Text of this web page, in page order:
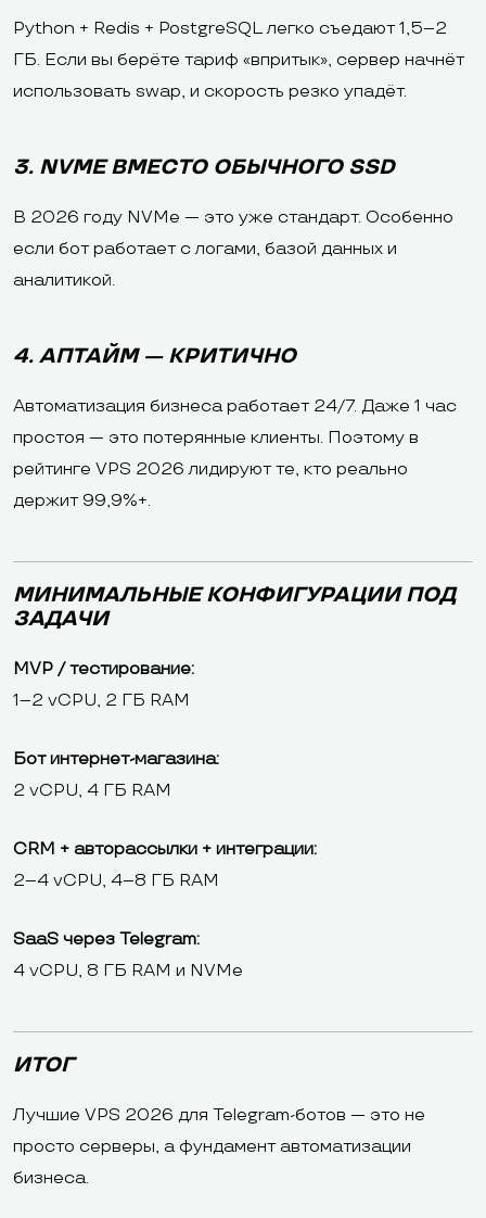
Python + Redis + PostgreSQL легко съедают 1,5–2
ГБ. Если вы берёте тариф «впритык», сервер начнёт
использовать swap, и скорость резко упадёт.
3. NVME ВМЕСТО ОБЫЧНОГО SSD
В 2026 году NVMe — это уже стандарт. Особенно
если бот работает с логами, базой данных и
аналитикой.
4. АПТАЙМ — КРИТИЧНО
Автоматизация бизнеса работает 24/7. Даже 1 час
простоя — это потерянные клиенты. Поэтому в
рейтинге VPS 2026 лидируют те, кто реально
держит 99,9%+.
МИНИМАЛЬНЫЕ КОНФИГУРАЦИИ ПОД
ЗАДАЧИ
MVP / тестирование:
1–2 vCPU, 2 ГБ RAM
Бот интернет-магазина:
2 vCPU, 4 ГБ RAM
CRM + авторассылки + интеграции:
2–4 vCPU, 4–8 ГБ RAM
SaaS через Telegram:
4 vCPU, 8 ГБ RAM и NVMe
ИТОГ
Лучшие VPS 2026 для Telegram-ботов — это не
просто серверы, а фундамент автоматизации
бизнеса.